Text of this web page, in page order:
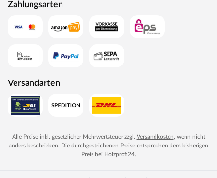
Zahlungsarten
Versandarten
Alle Preise inkl. gesetzlicher Mehrwertsteuer zzgl. Versandkosten, wenn nicht
anders beschrieben. Die durchgestrichenen Preise entsprechen dem bisherigen
Preis bei Holzprofi24.